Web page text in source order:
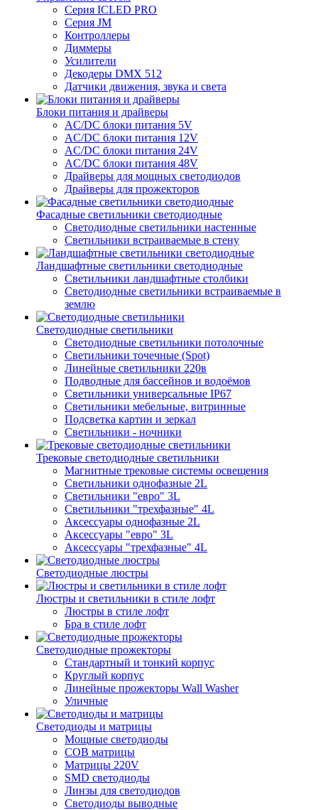
Серия ICLED PRO
Серия JM
Контроллеры
Диммеры
Усилители
Декодеры DMX 512
Датчики движения, звука и света
Блоки питания и драйверы
AC/DC блоки питания 5V
AC/DC блоки питания 12V
AC/DC блоки питания 24V
AC/DC блоки питания 48V
Драйверы для мощных светодиодов
Драйверы для прожекторов
Фасадные светильники светодиодные
Светодиодные светильники настенные
Светильники встраиваемые в стену
Ландшафтные светильники светодиодные
Светильники ландшафтные столбики
Светодиодные светильники встраиваемые в
землю
Светодиодные светильники
Светодиодные светильники потолочные
Светильники точечные (Spot)
Линейные светильники 220в
Подводные для бассейнов и водоёмов
Светильники универсальные IP67
Светильники мебельные, витринные
Подсветка картин и зеркал
Светильники - ночники
Трековые светодиодные светильники
Магнитные трековые системы освещения
Светильники однофазные 2L
Светильники "евро" 3L
Светильники "трехфазные" 4L
Аксессуары однофазные 2L
Аксессуары "евро" 3L
Аксессуары "трехфазные" 4L
Светодиодные люстры
Люстры и светильники в стиле лофт
Люстры в стиле лофт
Бра в стиле лофт
Светодиодные прожекторы
Стандартный и тонкий корпус
Круглый корпус
Линейные прожекторы Wall Washer
Уличные
Светодиоды и матрицы
Мощные светодиоды
COB матрицы
Матрицы 220V
SMD светодиоды
Линзы для светодиодов
Светодиоды выводные